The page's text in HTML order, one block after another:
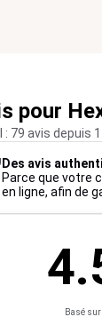
pour
: 79 avis depuis
Des avis
Parce que votre
en ligne, afin de
Basé